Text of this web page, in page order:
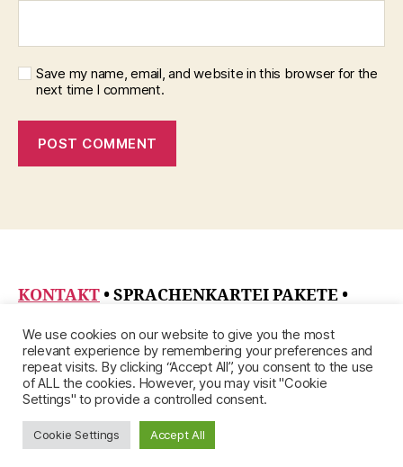
Save my name, email, and website in this browser for the
next time I comment.
KONTAKT • SPRACHENKARTEI PAKETE •
IMPRESSUM
© 2026
We use cookies on our website to give you the most
relevant experience by remembering your preferences and
repeat visits. By clicking “Accept All”, you consent to the use
of ALL the cookies. However, you may visit "Cookie
Settings" to provide a controlled consent.
Cookie Settings Accept All